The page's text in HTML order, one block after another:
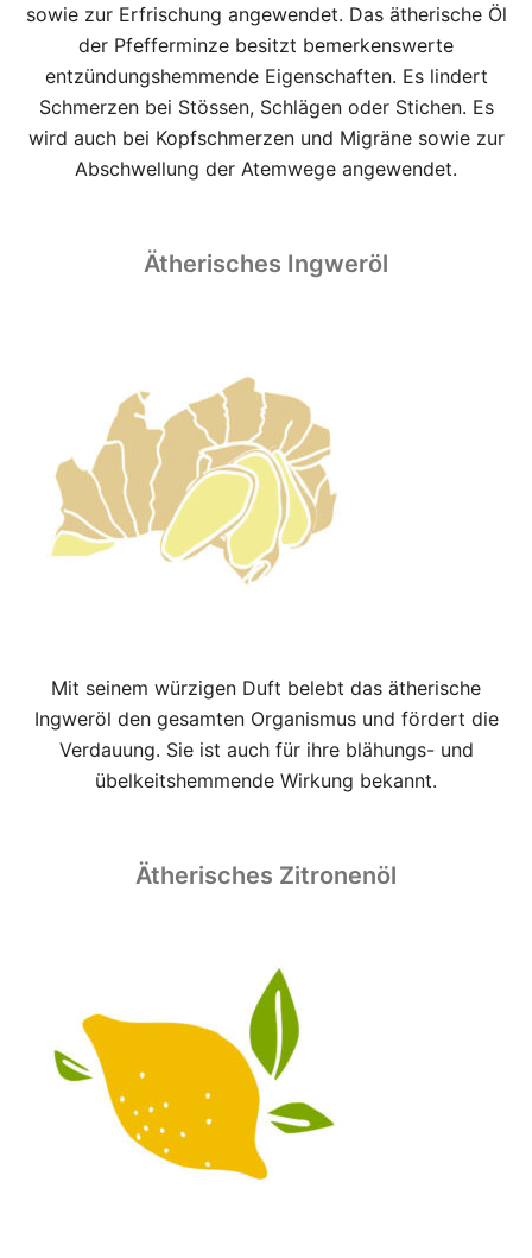
sowie zur Erfrischung angewendet. Das ätherische Öl
der Pfefferminze besitzt bemerkenswerte
entzündungshemmende Eigenschaften. Es lindert
Schmerzen bei Stössen, Schlägen oder Stichen. Es
wird auch bei Kopfschmerzen und Migräne sowie zur
Abschwellung der Atemwege angewendet.
Ätherisches Ingweröl
Mit seinem würzigen Duft belebt das ätherische
Ingweröl den gesamten Organismus und fördert die
Verdauung. Sie ist auch für ihre blähungs- und
übelkeitshemmende Wirkung bekannt.
Ätherisches Zitronenöl